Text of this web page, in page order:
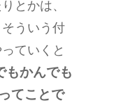
とかは、
ういう付
ていくと
もかんでも
てことで